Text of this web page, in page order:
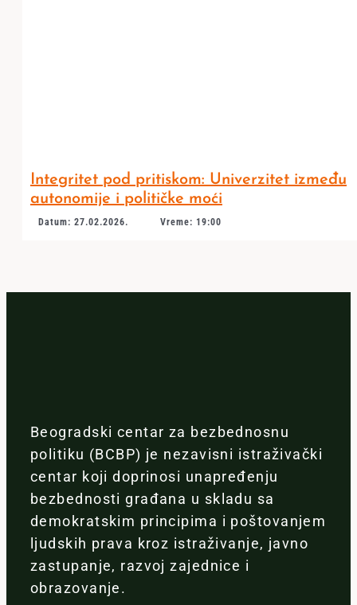
Integritet pod pritiskom: Univerzitet između
autonomije i političke moći
Datum: 27.02.2026. Vreme: 19:00
Beogradski centar za bezbednosnu
politiku (BCBP) je nezavisni istraživački
centar koji doprinosi unapređenju
bezbednosti građana u skladu sa
demokratskim principima i poštovanjem
ljudskih prava kroz istraživanje, javno
zastupanje, razvoj zajednice i
obrazovanje.